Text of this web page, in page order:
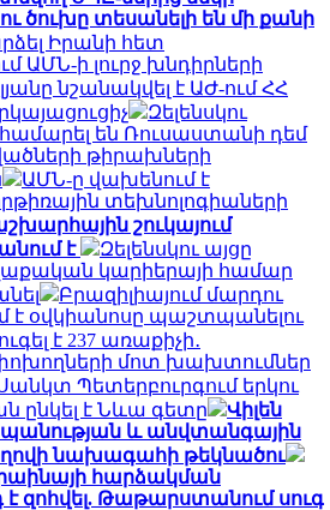
ծուխը տեսանելի են մի քանի
Իրանի հետ
ԱՄՆ-ի լուրջ խնդիրների
նշանակվել է ԱԺ-ում ՀՀ
Զելենսկու
են Ռուսաստանի դեմ
թիրախների
ԱՄՆ-ը վախենում է
տեխնոլոգիաների
շուկայում
է
Զելենսկու այցը
կարիերայի համար
Բրազիլիայում մարդու
է օվկիանոսը պաշտպանելու
է 237 առաքիչի․
մոտ խախտումներ
Պետերբուրգում երկու
ընկել է Նևա գետը
Վիլեն
և անվտանգային
նախագահի թեկնածու
հարձակման
զոհվել. Թաթարստանում սուգ